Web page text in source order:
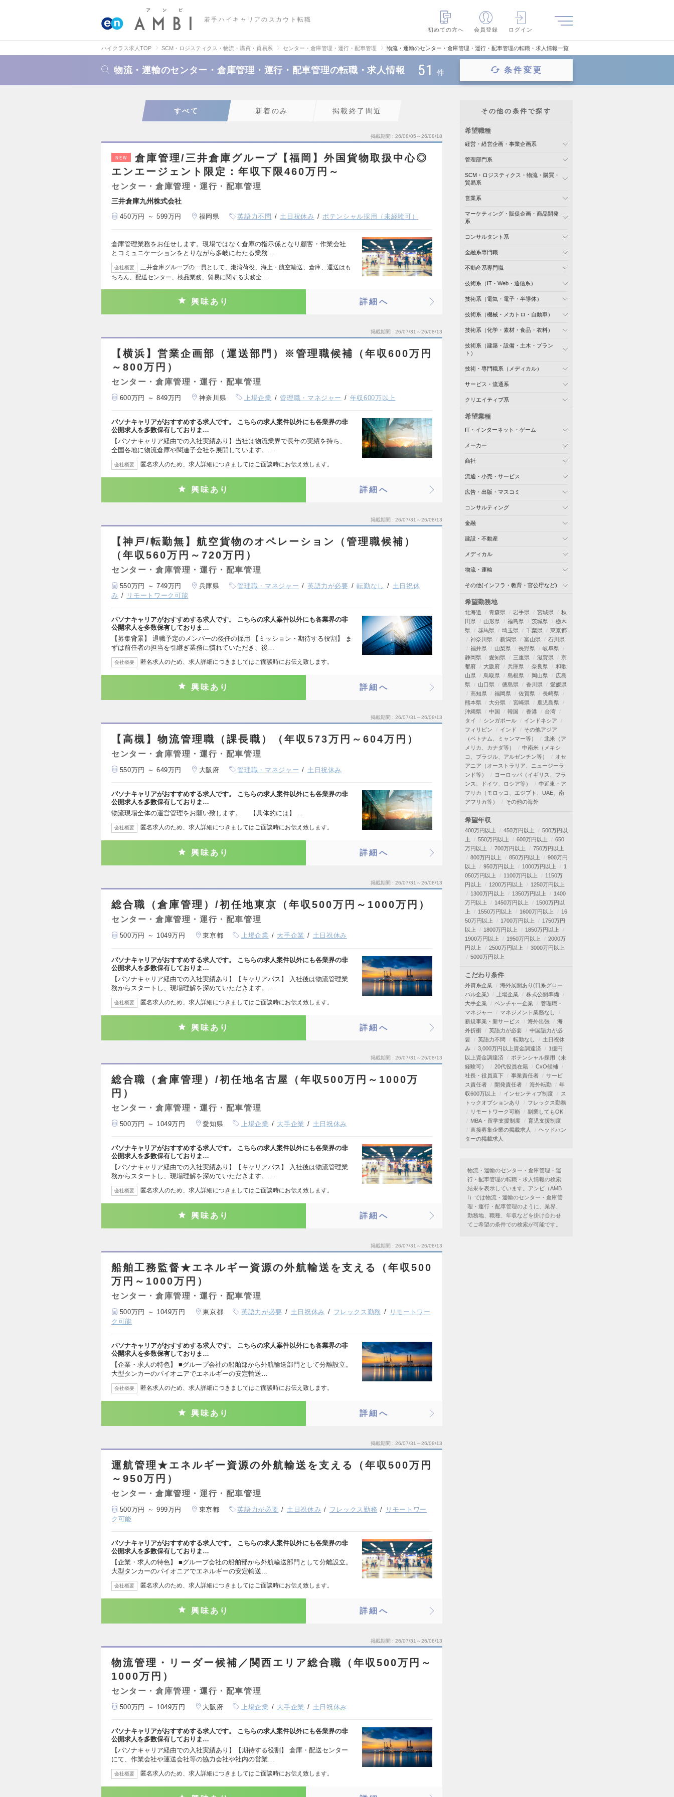
若手ハイキャリアのスカウト転職
初めての方へ
会員登録 ログイン
ハイクラス求人TOP SCM・ロジスティクス・物流・購買・貿易系 センター・倉庫管理・運行・配車管理 物流・運輸のセンター・倉庫管理・運行・配車管理の転職・求人情報一覧
物流・運輸のセンター・倉庫管理・運行・配車管理の転職・求人情報 51 件 条件変更
すべて 新着のみ 掲載終了間近
掲載期間 26/08/05～26/08/18
NEW
倉庫管理/三井倉庫グループ【福岡】外国貨物取扱中心◎
エンエージェント限定：年収下限460万円～
センター・倉庫管理・運行・配車管理
三井倉庫九州株式会社
450万円 ～ 599万円 福岡県 英語力不問 土日祝休み ポテンシャル採用（未経験可）
倉庫管理業務をお任せします。現場ではなく倉庫の指示係となり顧客・作業会社
とコミュニケーションをとりながら多岐にわたる業務…
会社概要
三井倉庫グループの一員として、港湾荷役、海上・航空輸送、倉庫、運送はも
ちろん、配送センター、検品業務、貿易に関する実務全…
興味あり 詳細へ
掲載期間 26/07/31～26/08/13
【横浜】営業企画部（運送部門）※管理職候補（年収600万円
～800万円）
センター・倉庫管理・運行・配車管理
600万円 ～ 849万円 神奈川県 上場企業 管理職・マネジャー 年収600万以上
パソナキャリアがおすすめする求人です。 こちらの求人案件以外にも各業界の非
公開求人を多数保有しておりま…
【パソナキャリア経由での入社実績あり】当社は物流業界で長年の実績を持ち、
全国各地に物流倉庫や関連子会社を展開しています。…
会社概要 匿名求人のため、求人詳細につきましてはご面談時にお伝え致します。
興味あり 詳細へ
掲載期間 26/07/31～26/08/13
【神戸/転勤無】航空貨物のオペレーション（管理職候補）
（年収560万円～720万円）
センター・倉庫管理・運行・配車管理
550万円 ～ 749万円 兵庫県 管理職・マネジャー 英語力が必要 転勤なし
土日祝休
み
リモートワーク可能
パソナキャリアがおすすめする求人です。 こちらの求人案件以外にも各業界の非
公開求人を多数保有しておりま…
【募集背景】 退職予定のメンバーの後任の採用 【ミッション・期待する役割】 ま
ずは前任者の担当を引継ぎ業務に慣れていただき、後…
会社概要 匿名求人のため、求人詳細につきましてはご面談時にお伝え致します。
興味あり 詳細へ
掲載期間 26/07/31～26/08/13
【高槻】物流管理職（課長職）（年収573万円～604万円）
センター・倉庫管理・運行・配車管理
550万円 ～ 649万円 大阪府 管理職・マネジャー 土日祝休み
パソナキャリアがおすすめする求人です。 こちらの求人案件以外にも各業界の非
公開求人を多数保有しておりま…
物流現場全体の運営管理をお願い致します。 【具体的には】 …
会社概要 匿名求人のため、求人詳細につきましてはご面談時にお伝え致します。
興味あり 詳細へ
掲載期間 26/07/31～26/08/13
総合職（倉庫管理）/初任地東京（年収500万円～1000万円）
センター・倉庫管理・運行・配車管理
500万円 ～ 1049万円 東京都 上場企業 大手企業 土日祝休み
パソナキャリアがおすすめする求人です。 こちらの求人案件以外にも各業界の非
公開求人を多数保有しておりま…
【パソナキャリア経由での入社実績あり】【キャリアパス】 入社後は物流管理業
務からスタートし、現場理解を深めていただきます。…
会社概要 匿名求人のため、求人詳細につきましてはご面談時にお伝え致します。
興味あり 詳細へ
掲載期間 26/07/31～26/08/13
総合職（倉庫管理）/初任地名古屋（年収500万円～1000万
円）
センター・倉庫管理・運行・配車管理
500万円 ～ 1049万円 愛知県 上場企業 大手企業 土日祝休み
パソナキャリアがおすすめする求人です。 こちらの求人案件以外にも各業界の非
公開求人を多数保有しておりま…
【パソナキャリア経由での入社実績あり】【キャリアパス】 入社後は物流管理業
務からスタートし、現場理解を深めていただきます。…
会社概要 匿名求人のため、求人詳細につきましてはご面談時にお伝え致します。
興味あり 詳細へ
掲載期間 26/07/31～26/08/13
船舶工務監督★エネルギー資源の外航輸送を支える（年収500
万円～1000万円）
センター・倉庫管理・運行・配車管理
500万円 ～ 1049万円 東京都 英語力が必要 土日祝休み フレックス勤務
リモートワー
ク可能
パソナキャリアがおすすめする求人です。 こちらの求人案件以外にも各業界の非
公開求人を多数保有しておりま…
【企業・求人の特色】 ■グループ会社の船舶部から外航輸送部門として分離設立。
大型タンカーのパイオニアでエネルギーの安定輸送…
会社概要 匿名求人のため、求人詳細につきましてはご面談時にお伝え致します。
興味あり 詳細へ
掲載期間 26/07/31～26/08/13
運航管理★エネルギー資源の外航輸送を支える（年収500万円
～950万円）
センター・倉庫管理・運行・配車管理
500万円 ～ 999万円 東京都 英語力が必要 土日祝休み フレックス勤務
リモートワー
ク可能
パソナキャリアがおすすめする求人です。 こちらの求人案件以外にも各業界の非
公開求人を多数保有しておりま…
【企業・求人の特色】 ■グループ会社の船舶部から外航輸送部門として分離設立。
大型タンカーのパイオニアでエネルギーの安定輸送…
会社概要 匿名求人のため、求人詳細につきましてはご面談時にお伝え致します。
興味あり 詳細へ
掲載期間 26/07/31～26/08/13
物流管理・リーダー候補／関西エリア総合職（年収500万円～
1000万円）
センター・倉庫管理・運行・配車管理
500万円 ～ 1049万円 大阪府 上場企業 大手企業 土日祝休み
パソナキャリアがおすすめする求人です。 こちらの求人案件以外にも各業界の非
公開求人を多数保有しておりま…
【パソナキャリア経由での入社実績あり】【期待する役割】 倉庫・配送センター
にて、作業会社や運送会社等の協力会社や社内の営業…
会社概要 匿名求人のため、求人詳細につきましてはご面談時にお伝え致します。
その他の条件で探す
希望職種
経営・経営企画・事業企画系
管理部門系
SCM・ロジスティクス・物流・購買・
貿易系
営業系
マーケティング・販促企画・商品開発
系
コンサルタント系
金融系専門職
不動産系専門職
技術系（IT・Web・通信系）
技術系（電気・電子・半導体）
技術系（機械・メカトロ・自動車）
技術系（化学・素材・食品・衣料）
技術系（建築・設備・土木・プラン
ト）
技術・専門職系（メディカル）
サービス・流通系
クリエイティブ系
希望業種
IT・インターネット・ゲーム
メーカー
商社
流通・小売・サービス
広告・出版・マスコミ
コンサルティング
金融
建設・不動産
メディカル
物流・運輸
その他(インフラ・教育・官公庁など)
希望勤務地
北海道 青森県 岩手県 宮城県
秋
田県
山形県 福島県 茨城県
栃木
県
群馬県 埼玉県 千葉県
東京都
神奈川県
新潟県 富山県
石川県
福井県
山梨県 長野県
岐阜県
静岡県
愛知県 三重県 滋賀県
京
都府
大阪府 兵庫県 奈良県
和歌
山県
鳥取県 島根県 岡山県
広島
県
山口県 徳島県 香川県
愛媛県
高知県
福岡県 佐賀県
長崎県
熊本県
大分県 宮崎県
鹿児島県
沖縄県
中国 韓国 香港
台湾
タイ
シンガポール
インドネシア
フィリピン
インド
その他アジア
（ベトナム、ミャンマー等）
北米（ア
メリカ、カナダ等）
中南米（メキシ
コ、ブラジル、アルゼンチン等）
オセ
アニア（オーストラリア、ニュージーラ
ンド等）
ヨーロッパ（イギリス、フラ
ンス、ドイツ、ロシア等）
中近東・ア
フリカ（モロッコ、エジプト、UAE、南
アフリカ等）
その他の海外
希望年収
400万円以上 450万円以上
500万円以
上
550万円以上 600万円以上
650
万円以上
700万円以上
750万円以上
800万円以上
850万円以上
900万円
以上
950万円以上 1000万円以上
1
050万円以上
1100万円以上
1150万
円以上
1200万円以上
1250万円以上
1300万円以上
1350万円以上
1400
万円以上
1450万円以上
1500万円以
上
1550万円以上 1600万円以上
16
50万円以上
1700万円以上
1750万円
以上
1800万円以上
1850万円以上
1900万円以上
1950万円以上
2000万
円以上
2500万円以上
3000万円以上
5000万円以上
こだわり条件
外資系企業
海外展開あり(日系グロー
バル企業)
上場企業
株式公開準備
大手企業
ベンチャー企業
管理職・
マネジャー
マネジメント業務なし
新規事業・新サービス
海外出張
海
外折衝
英語力が必要
中国語力が必
要
英語力不問 転勤なし
土日祝休
み
3,000万円以上資金調達済
1億円
以上資金調達済
ポテンシャル採用（未
経験可）
20代役員在籍
CxO候補
社長・役員直下
事業責任者
サービ
ス責任者
開発責任者 海外転勤
年
収600万以上
インセンティブ制度
ス
トックオプションあり
フレックス勤務
リモートワーク可能
副業してもOK
MBA・留学支援制度
育児支援制度
直接募集企業の掲載求人
ヘッドハン
ターの掲載求人
物流・運輸のセンター・倉庫管理・運
行・配車管理の転職・求人情報の検索
結果を表示しています。アンビ（AMB
I）では物流・運輸のセンター・倉庫管
理・運行・配車管理のように、業界、
勤務地、職種、年収などを掛け合わせ
てご希望の条件での検索が可能です。